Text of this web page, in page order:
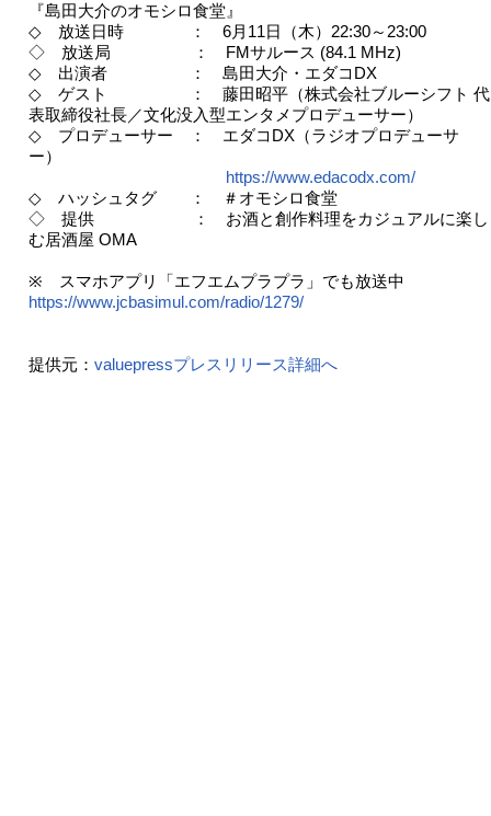
『島田大介のオモシロ食堂』
◇ 放送日時 ： 6月11日（木）22:30～23:00
◇ 放送局 ： FMサルース (84.1 MHz)
◇ 出演者 ： 島田大介・エダコDX
◇ ゲスト ： 藤田昭平（株式会社ブルーシフト 代
表取締役社長／文化没入型エンタメプロデューサー）
◇ プロデューサー ： エダコDX（ラジオプロデューサ
ー）
https://www.edacodx.com/
◇ ハッシュタグ ： ＃オモシロ食堂
◇ 提供 ： お酒と創作料理をカジュアルに楽し
む居酒屋 OMA
※ スマホアプリ「エフエムプラプラ」でも放送中
https://www.jcbasimul.com/radio/1279/
提供元： valuepressプレスリリース詳細へ